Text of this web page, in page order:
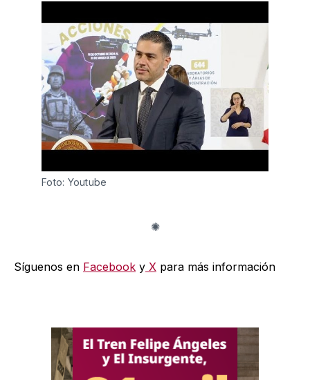
Foto: Youtube
Síguenos en Facebook y X para más información